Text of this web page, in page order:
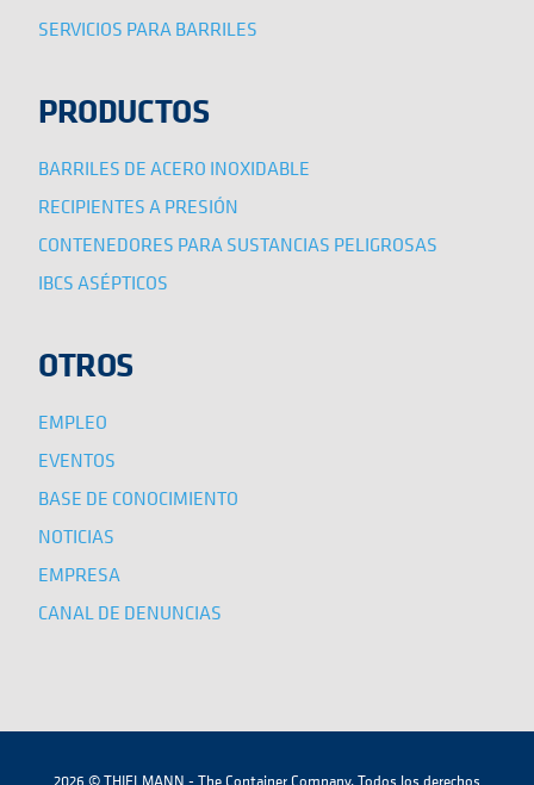
SERVICIOS PARA BARRILES
PRODUCTOS
BARRILES DE ACERO INOXIDABLE
RECIPIENTES A PRESIÓN
CONTENEDORES PARA SUSTANCIAS PELIGROSAS
IBCS ASÉPTICOS
OTROS
EMPLEO
EVENTOS
BASE DE CONOCIMIENTO
NOTICIAS
EMPRESA
CANAL DE DENUNCIAS